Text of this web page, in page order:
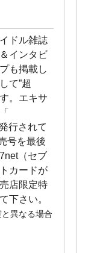
ドル雑誌
インタビ
も掲載し
て”超
。エキサ
行されて
号を最後
（セブ
カードが
店限定特
下さい。
異なる場合